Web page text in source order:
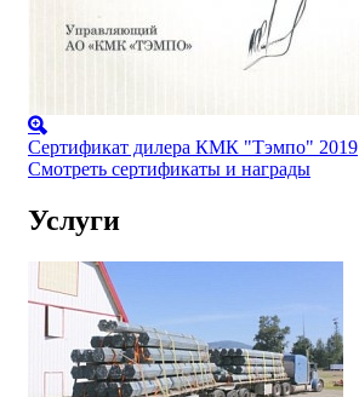
Сертификат дилера КМК "Тэмпо" 2019
Смотреть сертификаты и награды
Услуги